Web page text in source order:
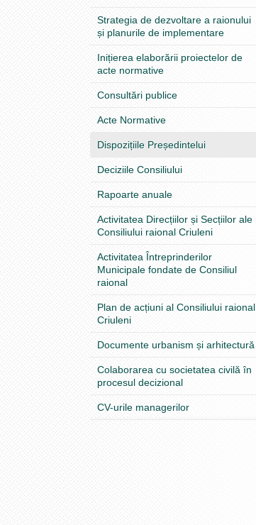
Strategia de dezvoltare a raionului
și planurile de implementare
Inițierea elaborării proiectelor de
acte normative
Consultări publice
Acte Normative
Dispozițiile Președintelui
Deciziile Consiliului
Rapoarte anuale
Activitatea Direcțiilor și Secțiilor ale
Consiliului raional Criuleni
Activitatea Întreprinderilor
Municipale fondate de Consiliul
raional
Plan de acțiuni al Consiliului raional
Criuleni
Documente urbanism și arhitectură
Colaborarea cu societatea civilă în
procesul decizional
CV-urile managerilor